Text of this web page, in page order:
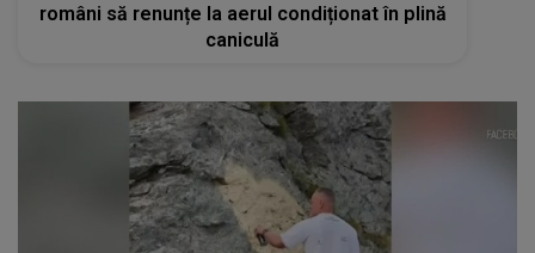
români să renunțe la aerul condiționat în plină
caniculă